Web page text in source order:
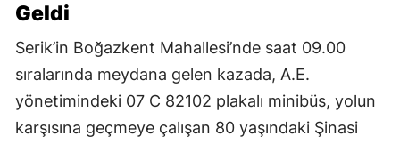
Geldi
Serik’in Boğazkent Mahallesi’nde saat 09.00
sıralarında meydana gelen kazada, A.E.
yönetimindeki 07 C 82102 plakalı minibüs, yolun
karşısına geçmeye çalışan 80 yaşındaki Şinasi